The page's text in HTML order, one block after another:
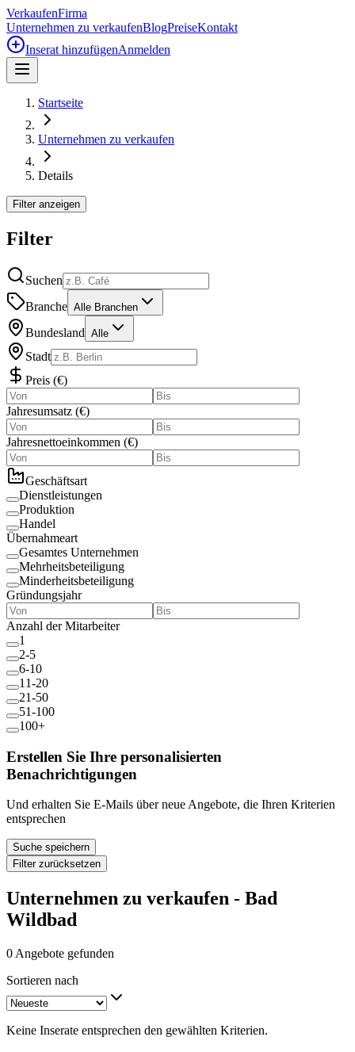
VerkaufenFirma
Unternehmen zu verkaufenBlogPreiseKontakt
Inserat hinzufügenAnmelden
Startseite
Unternehmen zu verkaufen
Details
Filter anzeigen
Filter
Suchen
Branche Alle Branchen
Bundesland Alle
Stadt
Preis (€)
Jahresumsatz (€)
Jahresnettoeinkommen (€)
Geschäftsart
Dienstleistungen
Produktion
Handel
Übernahmeart
Gesamtes Unternehmen
Mehrheitsbeteiligung
Minderheitsbeteiligung
Gründungsjahr
Anzahl der Mitarbeiter
1
2-5
6-10
11-20
21-50
51-100
100+
Erstellen Sie Ihre personalisierten
Benachrichtigungen
Und erhalten Sie E-Mails über neue Angebote, die Ihren Kriterien
entsprechen
Suche speichern
Filter zurücksetzen
Unternehmen zu verkaufen - Bad
Wildbad
0 Angebote gefunden
Sortieren nach
Keine Inserate entsprechen den gewählten Kriterien.